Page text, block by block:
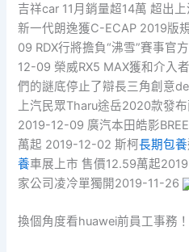
吉祥car 11月銷量超14萬 超出
新一代朗逸獲C-ECAP 2019版
09 RDX行將擔負“沸雪”賽事官
12-09 榮威RX5 MAX獲和介
們的謎底停止了辯長三角創意
上汽民眾Tharu途岳2020款發
2019-12-09 廣汽本田皓影
萬起 2019-12-02 斯柯長期包養
養車展上市 售價12.59萬起
家公司凌冷單獨開2019-11-26
換個角度看huawei前員工事務